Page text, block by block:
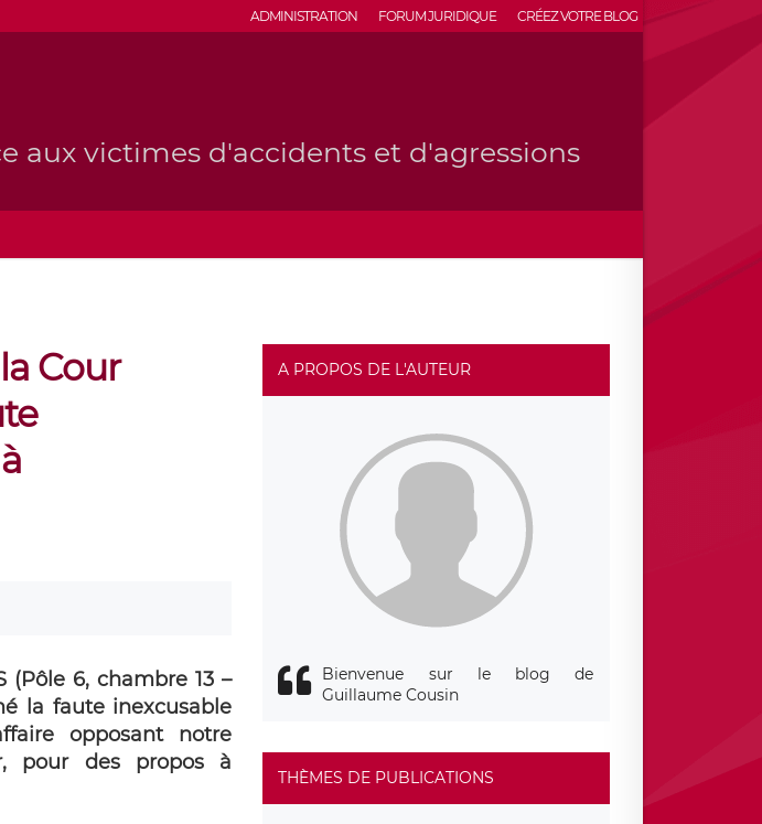
ADMINISTRATION FORUM JURIDIQUE CRÉEZ VOTRE BLOG
aux victimes d'accidents et d'agressions
Cour
(Pôle 6, chambre 13 –
la faute inexcusable
opposant notre
pour des propos à
A PROPOS DE L'AUTEUR
Bienvenue sur le blog de
Guillaume Cousin
THÈMES DE PUBLICATIONS